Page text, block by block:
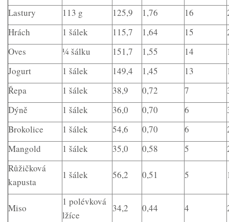
Lastury
113 g 125,9 1,76 16
Hrách
1 šálek 115,7 1,64 15
Oves
¼ šálku 151,7 1,55 14
Jogurt
1 šálek 149,4 1,45 13
Řepa
1 šálek 38,9 0,72 7
Dýně
1 šálek 36,0 0,70 6
Brokolice
1 šálek 54,6 0,70 6
Mangold
1 šálek 35,0 0,58 5
Růžičková
kapusta
1 šálek 56,2 0,51 5
Miso
1 polévková
lžíce
34,2 0,44 4